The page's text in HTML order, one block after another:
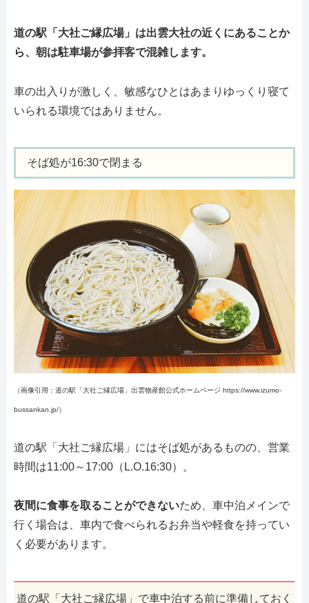
道の駅「大社ご縁広場」は出雲大社の近くにあることか
ら、朝は駐車場が参拝客で混雑します。
車の出入りが激しく、敏感なひとはあまりゆっくり寝て
いられる環境ではありません。
そば処が16:30で閉まる
（画像引用：道の駅「大社ご縁広場」出雲物産館公式ホームページ https://www.izumo-
bussankan.jp/）
道の駅「大社ご縁広場」にはそば処があるものの、営業
時間は11:00～17:00（L.O.16:30）。
夜間に食事を取ることができないため、車中泊メインで
行く場合は、車内で食べられるお弁当や軽食を持ってい
く必要があります。
道の駅「大社ご縁広場」で車中泊する前に準備しておく